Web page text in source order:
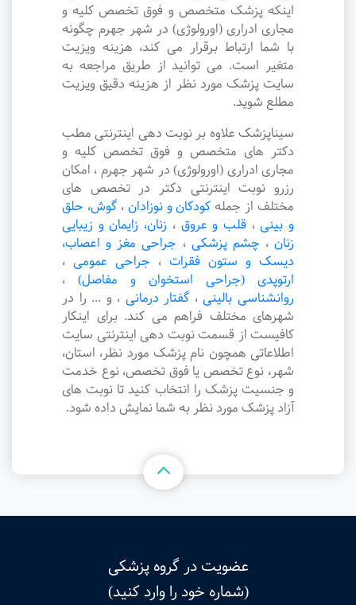
اینکه پزشک متخصص و فوق تخصص کلیه و
مجاری ادراری (اورولوژی) در شهر جهرم چگونه
با شما ارتباط برقرار می کند، هزینه ویزیت
متغیر است. می توانید از طریق مراجعه به
سایت پزشک مورد نظر از هزینه دقیق ویزیت
مطلع شوید.
سیناپزشک علاوه بر نوبت دهی اینترنتی مطب
دکتر های متخصص و فوق تخصص کلیه و
مجاری ادراری (اورولوژی) در شهر جهرم ، امکان
رزرو نوبت اینترنتی دکتر در تخصص های
مختلف از جمله کودکان و نوزادان ،گوش، حلق
و بینی ، قلب و عروق ، زنان، زایمان و زیبایی
زنان ، چشم پزشکی ، جراحی مغز و اعصاب،
دیسک و ستون فقرات ، جراحی عمومی ،
ارتوپدی (جراحی استخوان و مفاصل)
،
روانشناسی بالینی ، گفتار درمانی ، و ... را در
شهرهای مختلف فراهم می کند. برای اینکار
کافیست از قسمت نوبت دهی اینترنتی سایت
اطلاعاتی همچون نام پزشک مورد نظر، استان،
شهر، نوع تخصص یا فوق تخصص، نوع خدمت
و جنسیت پزشک را انتخاب کنید تا نوبت های
آزاد پزشک مورد نظر به شما نمایش داده شود.
عضویت در گروه پزشکی
(شماره خود را وارد کنید)